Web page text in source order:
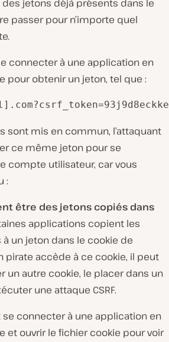
des jetons déjà présents dans le
passer pour n’importe quel
connecter à une application en
pour obtenir un jeton, tel que :
sont mis en commun, l’attaquant
ce même jeton pour se
compte utilisateur, car vous
:
être des jetons copiés dans
applications copient les
un jeton dans le cookie de
pirate accède à ce cookie, il peut
un autre cookie, le placer dans un
une attaque CSRF.
se connecter à une application en
et ouvrir le fichier cookie pour voir